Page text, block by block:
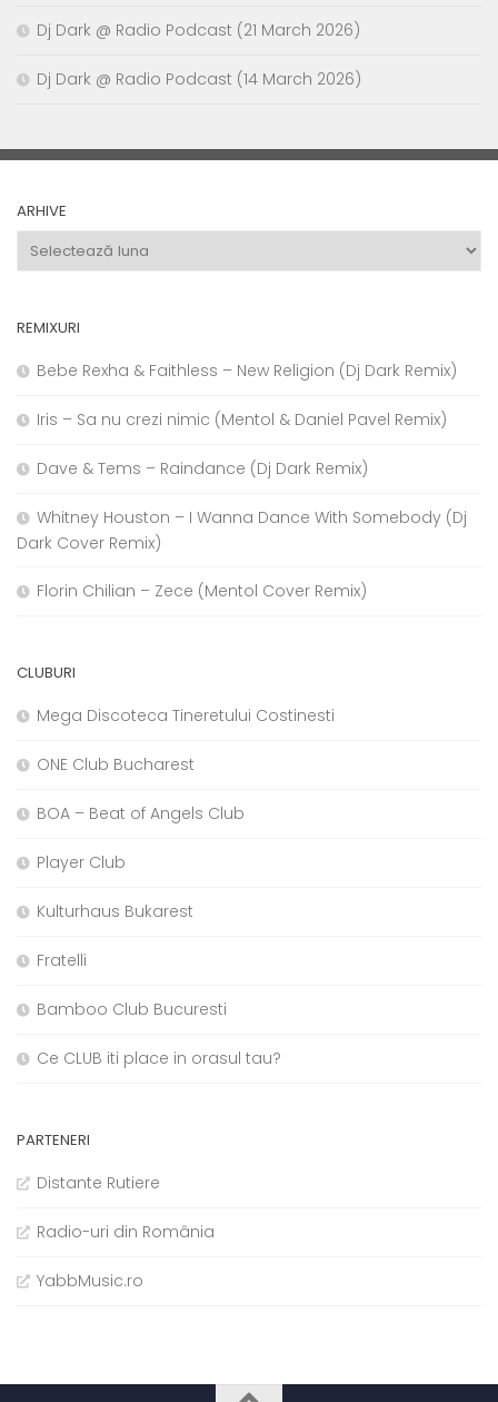
Dj Dark @ Radio Podcast (21 March 2026)
Dj Dark @ Radio Podcast (14 March 2026)
ARHIVE
Arhive
REMIXURI
Bebe Rexha & Faithless – New Religion (Dj Dark Remix)
Iris – Sa nu crezi nimic (Mentol & Daniel Pavel Remix)
Dave & Tems – Raindance (Dj Dark Remix)
Whitney Houston – I Wanna Dance With Somebody (Dj
Dark Cover Remix)
Florin Chilian – Zece (Mentol Cover Remix)
CLUBURI
Mega Discoteca Tineretului Costinesti
ONE Club Bucharest
BOA – Beat of Angels Club
Player Club
Kulturhaus Bukarest
Fratelli
Bamboo Club Bucuresti
Ce CLUB iti place in orasul tau?
PARTENERI
Distante Rutiere
Radio-uri din România
YabbMusic.ro